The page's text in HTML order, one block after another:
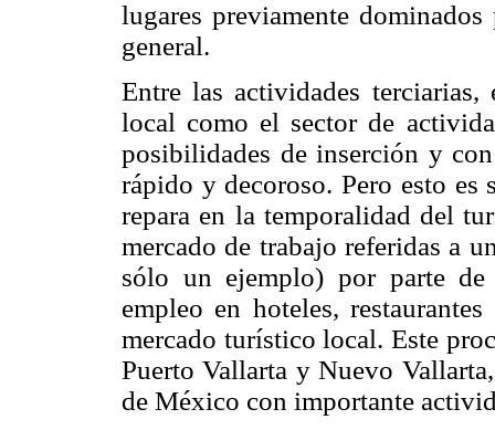
lugares previamente
general.
Entre las actividades
local como el sector de
posibilidades de inserción y
rápido y decoroso. Pero esto
repara en la temporalidad del
mercado de trabajo referidas a
sólo un ejemplo) por parte de
empleo en hoteles,
mercado turístico local. Este
Puerto Vallarta y Nuevo
de México con importante